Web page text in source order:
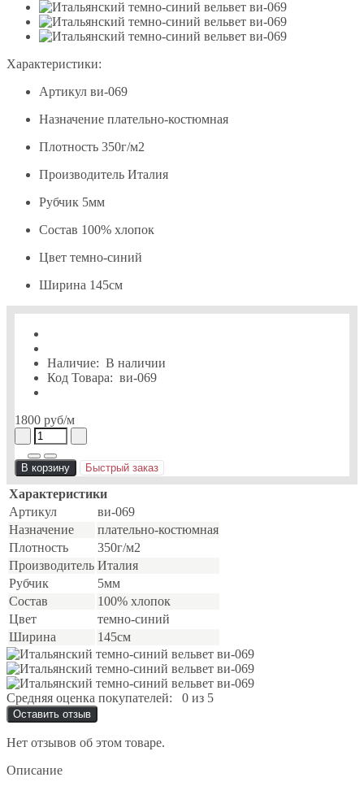
Характеристики:
Артикул ви-069
Назначение плательно-костюмная
Плотность 350г/м2
Производитель Италия
Рубчик 5мм
Состав 100% хлопок
Цвет темно-синий
Ширина 145см
Наличие: В наличии
Код Товара: ви-069
1800 руб/м
В корзину Быстрый заказ
Характеристики
Артикул
ви-069
Назначение
плательно-костюмная
Плотность
350г/м2
Производитель Италия
Рубчик
5мм
Состав
100% хлопок
Цвет
темно-синий
Ширина
145см
Средняя оценка покупателей: 0 из 5
Оставить отзыв
Нет отзывов об этом товаре.
Описание